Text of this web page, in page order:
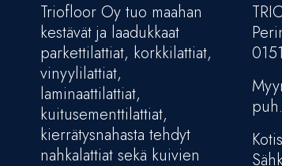
Triofloor Oy tuo maahan
kestävät ja laadukkaat
parkettilattiat, korkkilattiat,
vinyylilattiat,
laminaattilattiat,
kuitusementtilattiat,
kierrätysnahasta tehdyt
nahkalattiat sekä kuivien